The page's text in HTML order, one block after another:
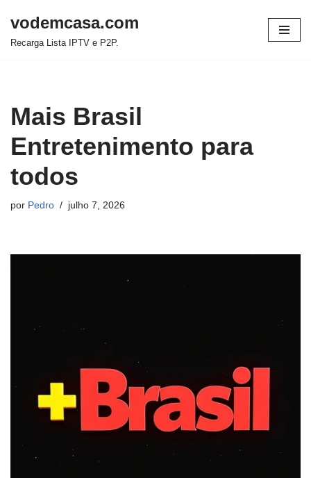
Pular
vodemcasa.com
Recarga Lista IPTV e P2P.
Mais Brasil
Entretenimento para
todos
por Pedro julho 7, 2026